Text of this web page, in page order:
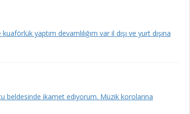
yaptım devamlılığım var il dışı ve yurt dışına
beldesinde ikamet ediyorum. Müzik korolarına